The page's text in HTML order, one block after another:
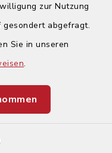
zur Nutzung
abgefragt.
Sie in unseren
.